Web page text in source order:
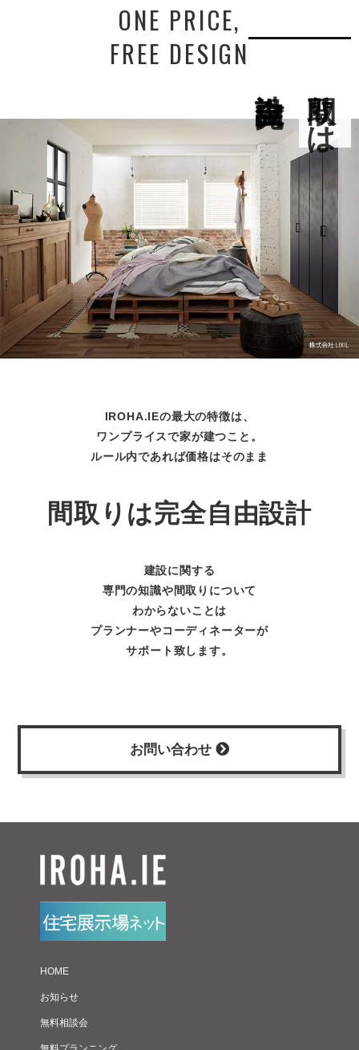
ONE PRICE,
FREE DESIGN
間取りは
IROHA.IEの最大の特徴は、
ワンプライスで家が建つこと。
ルール内であれば価格はそのまま
間取りは完全自由設計
建設に関する
専門の知識や間取りについて
わからないことは
プランナーやコーディネーターが
サポート致します。
お問い合わせ
HOME
お知らせ
無料相談会